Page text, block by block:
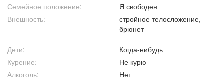
Семейное положение:
Я свободен
Внешность:
стройное телосложение,
брюнет
Дети:
Когда-нибудь
Курение:
Не курю
Алкоголь:
Нет